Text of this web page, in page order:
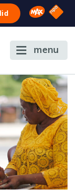
Omroep
NPO
menu